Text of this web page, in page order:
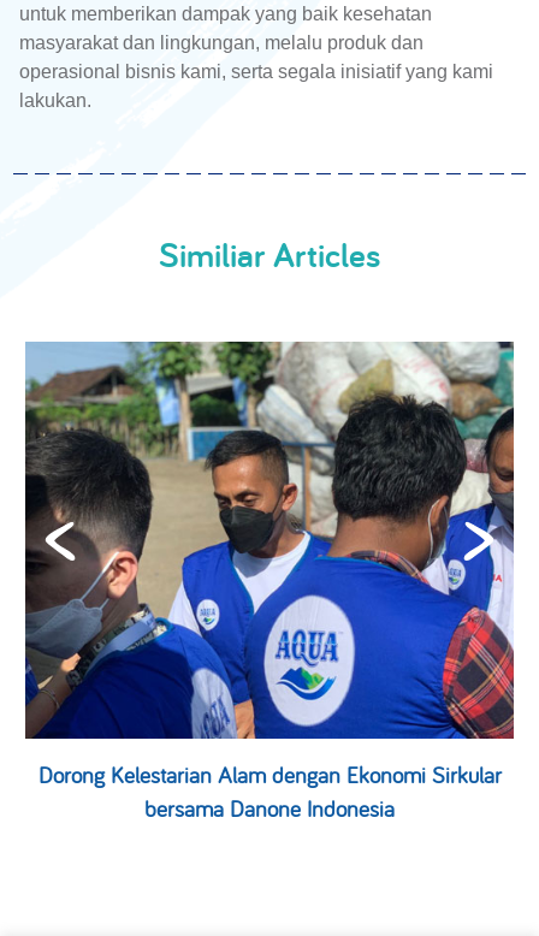
untuk memberikan dampak yang baik kesehatan
masyarakat dan lingkungan, melalu produk dan
operasional bisnis kami, serta segala inisiatif yang kami
lakukan.
Similiar Articles
Dorong Kelestarian Alam dengan Ekonomi Sirkular
bersama Danone Indonesia